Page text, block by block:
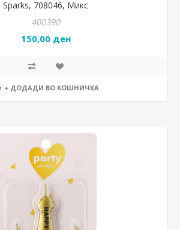
Sparks, 708046, Микс
400390
150,00 ден
+ ДОДАДИ ВО КОШНИЧКА